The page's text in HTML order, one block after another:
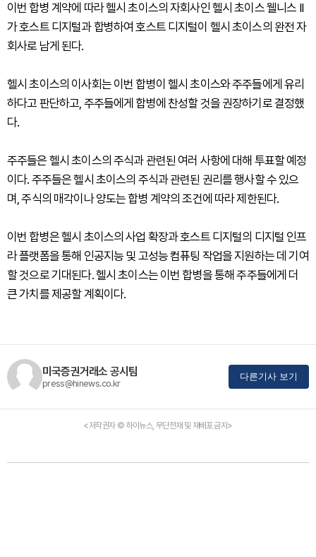
이번 합병 계약에 따라 헬시 초이스의 자회사인 헬시 초이스 웰니스 II
가 호스트 디지털과 합병하여 호스트 디지털이 헬시 초이스의 완전 자
회사로 남게 된다.
헬시 초이스의 이사회는 이번 합병이 헬시 초이스와 주주들에게 유리
하다고 판단하고, 주주들에게 합병에 찬성할 것을 권장하기로 결정했
다.
주주들은 헬시 초이스의 주식과 관련된 여러 사항에 대해 투표할 예정
이다. 주주들은 헬시 초이스의 주식과 관련된 권리를 행사할 수 있으
며, 주식의 매각이나 양도는 합병 계약의 조건에 따라 제한된다.
이번 합병은 헬시 초이스의 사업 확장과 호스트 디지털의 디지털 인프
라 플랫폼을 통해 인공지능 및 고성능 컴퓨팅 작업을 지원하는 데 기여
할 것으로 기대된다. 헬시 초이스는 이번 합병을 통해 주주들에게 더
큰 가치를 제공할 계획이다.
미국증권거래소 공시팀
press@hinews.co.kr
다른기사 보기
<저작권자 © 하이뉴스, 무단전재 및 재배포 금지>